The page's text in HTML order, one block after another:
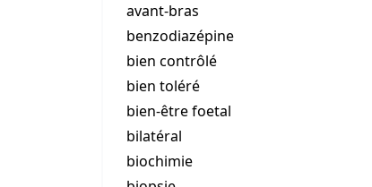
avant-bras
benzodiazépine
bien contrôlé
bien toléré
bien-être foetal
bilatéral
biochimie